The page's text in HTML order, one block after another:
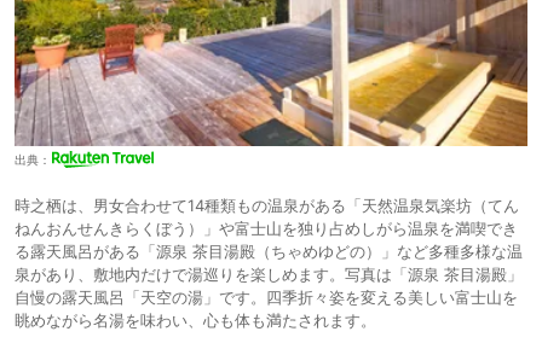
出典：
時之栖は、男女合わせて14種類もの温泉がある「天然温泉気楽坊（てん
ねんおんせんきらくぼう）」や富士山を独り占めしがら温泉を満喫でき
る露天風呂がある「源泉 茶目湯殿（ちゃめゆどの）」など多種多様な温
泉があり、敷地内だけで湯巡りを楽しめます。写真は「源泉 茶目湯殿」
自慢の露天風呂「天空の湯」です。四季折々姿を変える美しい富士山を
眺めながら名湯を味わい、心も体も満たされます。